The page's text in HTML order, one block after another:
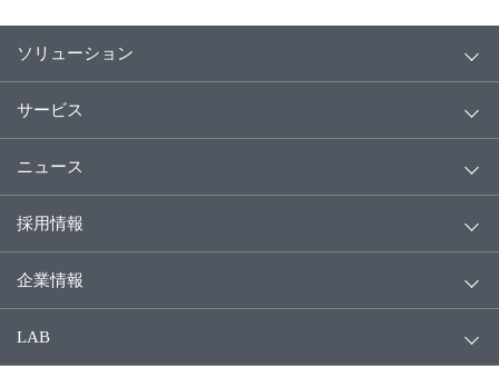
ソリューション
サービス
ニュース
採用情報
企業情報
LAB